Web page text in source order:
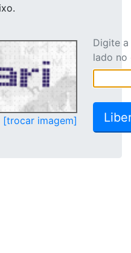
[trocar imagem]
Digite
lado no